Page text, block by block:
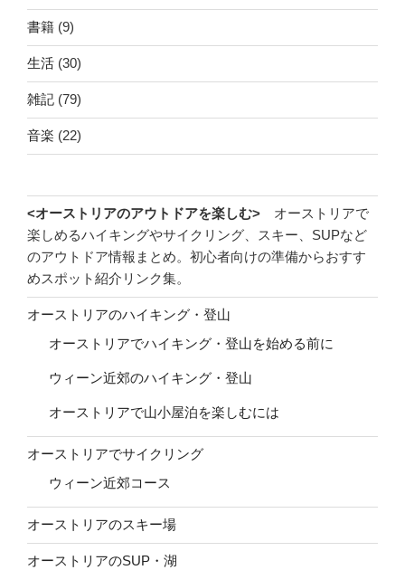
書籍 (9)
生活 (30)
雑記 (79)
音楽 (22)
<オーストリアのアウトドアを楽しむ> オーストリアで
楽しめるハイキングやサイクリング、スキー、SUPなど
のアウトドア情報まとめ。初心者向けの準備からおすす
めスポット紹介リンク集。
オーストリアのハイキング・登山
オーストリアでハイキング・登山を始める前に
ウィーン近郊のハイキング・登山
オーストリアで山小屋泊を楽しむには
オーストリアでサイクリング
ウィーン近郊コース
オーストリアのスキー場
オーストリアのSUP・湖